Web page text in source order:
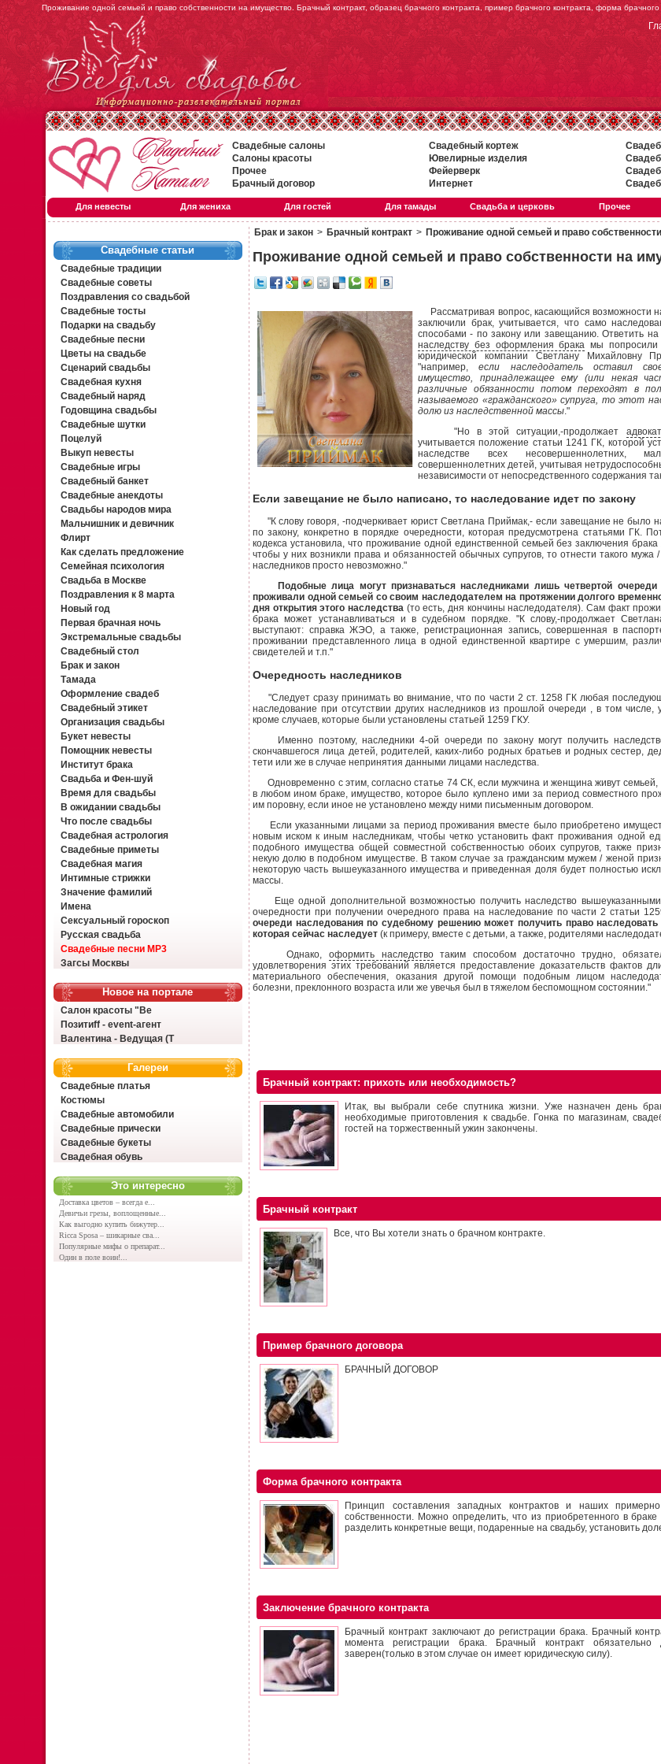
Проживание одной семьей и право собственности на имущество. Брачный контракт, образец брачного контракта, пример брачного контракта, форма брачного
Свадебные салоны Свадебный кортеж
Салоны красоты
Ювелирные изделия
Прочее
Фейерверк
Брачный договор
Интернет
Для невесты Для жениха Для гостей Для тамады Свадьба и церковь Прочее
Свадебные статьи
Свадебные традиции
Свадебные советы
Поздравления со свадьбой
Свадебные тосты
Подарки на свадьбу
Свадебные песни
Цветы на свадьбе
Сценарий свадьбы
Свадебная кухня
Свадебный наряд
Годовщина свадьбы
Свадебные шутки
Поцелуй
Выкуп невесты
Свадебные игры
Свадебный банкет
Свадебные анекдоты
Свадьбы народов мира
Мальчишник и девичник
Флирт
Как сделать предложение
Семейная психология
Свадьба в Москве
Поздравления к 8 марта
Новый год
Первая брачная ночь
Экстремальные свадьбы
Свадебный стол
Брак и закон
Тамада
Оформление свадеб
Свадебный этикет
Организация свадьбы
Букет невесты
Помощник невесты
Институт брака
Свадьба и Фен-шуй
Время для свадьбы
В ожидании свадьбы
Что после свадьбы
Свадебная астрология
Свадебные приметы
Свадебная магия
Интимные стрижки
Значение фамилий
Имена
Сексуальный гороскоп
Русская свадьба
Свадебные песни MP3
Загсы Москвы
Новое на портале
Салон красоты "Ве
Позитиff - event-агент
Валентина - Ведущая (Т
Галереи
Свадебные платья
Костюмы
Свадебные автомобили
Свадебные прически
Свадебные букеты
Свадебная обувь
Это интересно
Доставка цветов – всегда е...
Девичьи грезы, воплощенные...
Как выгодно купить бижутер...
Ricca Sposa – шикарные сва...
Популярные мифы о препарат...
Один в поле воин!...
Брак и закон > Брачный контракт > Проживание одной семьей и право
Проживание одной семьей и право собственности на
Рассматривая вопрос, касающийся возможности
заключили брак, учитывается, что само
способами - по закону или завещанию. Ответить
наследству без оформления брака мы попросили
юридической компании Светлану Михайловну
"например,если наследодатель оставил
имущество, принадлежащее ему (или некая
различные обязанности потом переходят в
называемого «гражданского» супруга, то этот
долю из наследственной массы."
"Но в этой ситуации,-продолжает
учитывается положение статьи 1241 ГК, которой
наследстве всех несовершеннолетних,
совершеннолетних детей, учитывая
независимости от непосредственного содержания
Если завещание не было написано, то наследование идет по закону
"К слову говоря, -подчеркивает юрист Светлана Приймак,- если завещание не было
по закону, конкретно в порядке очередности, которая предусмотрена статьями ГК.
кодекса установила, что проживание одной единственной семьей без заключения
чтобы у них возникли права и обязанностей обычных супругов, то отнести такого мужа
наследников просто невозможно."
Подобные лица могут признаваться наследниками лишь четвертой очереди
проживали одной семьей со своим наследодателем на протяжении долгого
дня открытия этого наследства (то есть, дня кончины наследодателя). Сам факт
брака может устанавливаться и в судебном порядке. "К слову,-продолжает
выступают: справка ЖЭО, а также, регистрационная запись, совершенная в
проживании представленного лица в одной единственной квартире с умершим,
свидетелей и т.п."
Очередность наследников
"Следует сразу принимать во внимание, что по части 2 ст. 1258 ГК любая
наследование при отсутствии других наследников из прошлой очереди , в том числе,
кроме случаев, которые были установлены статьей 1259 ГКУ.
Именно поэтому, наследники 4-ой очереди по закону могут получить
скончавшегося лица детей, родителей, каких-либо родных братьев и родных сестер,
тети или же в случае непринятия данными лицами наследства.
Одновременно с этим, согласно статье 74 СК, если мужчина и женщина живут семьей,
в любом ином браке, имущество, которое было куплено ими за период совместного
им поровну, если иное не установлено между ними письменным договором.
Если указанными лицами за период проживания вместе было приобретено
новым иском к иным наследникам, чтобы четко установить факт проживания одной
подобного имущества общей совместной собственностью обоих супругов, также
некую долю в подобном имуществе. В таком случае за гражданским мужем / женой
некоторую часть вышеуказанного имущества и приведенная доля будет полностью
массы.
Еще одной дополнительной возможностью получить наследство
очередности при получении очередного права на наследование по части 2 статьи
очереди наследования по судебному решению может получить право
которая сейчас наследует (к примеру, вместе с детьми, а также, родителями
Однако, оформить наследствотаким способом достаточно трудно,
удовлетворения этих требований является предоставление доказательств фактов
материального обеспечения, оказания другой помощи подобным лицом
болезни, преклонного возраста или же увечья был в тяжелом беспомощном состоянии."
Брачный контракт: прихоть или необходимость?
Итак, вы выбрали себе спутника жизни. Уже назначен день
необходимые приготовления к свадьбе. Гонка по магазинам,
гостей на торжественный ужин закончены.
Брачный контракт
Все, что Вы хотели знать о брачном контракте.
Пример брачного договора
БРАЧНЫЙ ДОГОВОР
Форма брачного контракта
Принцип составления западных контрактов и наших
собственности. Можно определить, что из приобретенного в
разделить конкретные вещи, подаренные на свадьбу, установить
Заключение брачного контракта
Брачный контракт заключают до регистрации брака. Брачный
момента регистрации брака. Брачный контракт
заверен(только в этом случае он имеет юридическую силу).